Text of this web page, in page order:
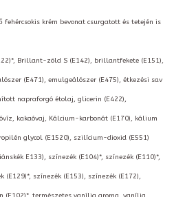
fehércsokis krém bevonat csurgatott és tetején is
Brillant-zöld S (E142), brillantfekete (E151),
(E471), emulgeálószer (E475), étkezési sav
napraforgó étolaj, glicerin (E422),
kakaóvaj, Kálcium-karbonát (E170), kálium
glycol (E1520), szilícium-dioxid (E551)
E133), színezék (E104)*, színezék (E110)*,
(E129)*, színezék (E153), színezék (E172),